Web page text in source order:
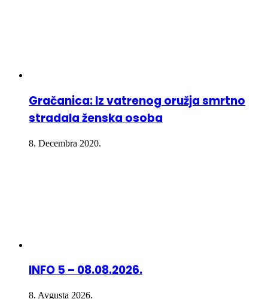
Gračanica: Iz vatrenog oružja smrtno
stradala ženska osoba
8. Decembra 2020.
INFO 5 – 08.08.2026.
8. Avgusta 2026.